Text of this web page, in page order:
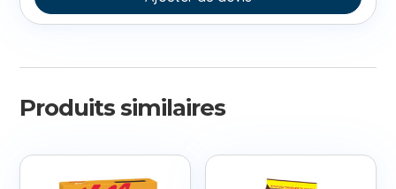
K
Produits similaires